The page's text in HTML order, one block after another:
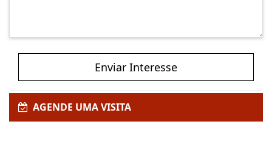
Enviar Interesse
AGENDE UMA VISITA